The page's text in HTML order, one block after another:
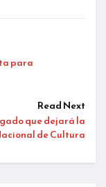
para
Read Next
que dejará la
de Cultura